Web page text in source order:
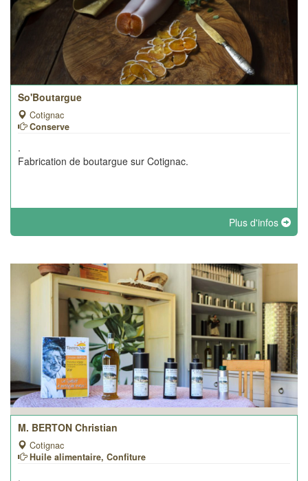
So'Boutargue
Cotignac
Conserve
.
Fabrication de boutargue sur Cotignac.
Plus d'infos
M. BERTON Christian
Cotignac
Huile alimentaire, Confiture
.